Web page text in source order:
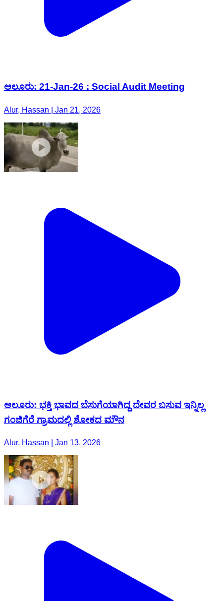
ಆಲೂರು: 21-Jan-26 : Social Audit Meeting
Alur, Hassan | Jan 21, 2026
ಆಲೂರು: ಭಕ್ತಿ ಭಾವದ ಬೆಸುಗೆಯಾಗಿದ್ದ ದೇವರ ಬಸುವ ಇನ್ನಿಲ್ಲ
ಗಂಜಿಗೆರೆ ಗ್ರಾಮದಲ್ಲಿ ಶೋಕದ ಮೌನ
Alur, Hassan | Jan 13, 2026